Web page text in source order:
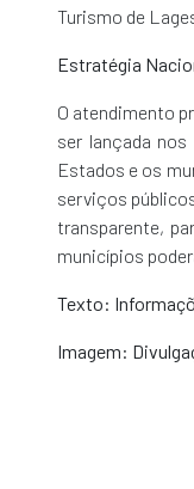
Turismo de
Estratégia
O atendimento
ser lançada
Estados e os
serviços
transparente,
municípios
Texto:
Imagem: